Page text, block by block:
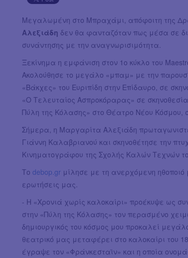
Μεγαλωμένη στο Μπραχάμι, απόφοιτη της
Αλεξιάδη δεν θα φανταζόταν πως μέσα σε
συνάντησης με την αναγνωρισιμότητα.
Ξεκίνημα η εμφάνιση στον 1ο κύκλο του
Ακολούθησε το μεγάλο «μπαμ» με την
«Βάκχες» του Ευριπίδη στην Επίδαυρο, σε
«Ο Τελευταίος Ασπροκόραρας» σε
Πύλη της Κόλασης» στο Θέατρο Νέου Κόσμου,
Σήμερα, η Μαργαρίτα Αλεξιάδη
Γιάννη Καλαβριανού και σκηνοθέτησε την
Kινηματογράφου της Σχολής Καλών Τεχνών
Το debop.gr μίλησε με τη ανερχόμενη
ερωτήσεις μας.
- Η «Χρονιά χωρίς καλοκαίρι» προέκυψε ως
στην «Πύλη της Κόλασης» τον περασμένο
δημιουργικός του κόσμος μου προκαλεί
θεατρικό μας μεταφέρει στο καλοκαίρι του
έγραψε τον «Φράνκεσταϊν» και η οποία